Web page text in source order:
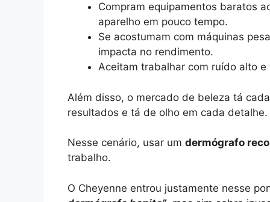
Compram equipamentos baratos
aparelho em pouco tempo.
Se acostumam com máquinas
impacta no rendimento.
Aceitam trabalhar com ruído alto
Além disso, o mercado de beleza tá
resultados e tá de olho em cada detalhe.
Nesse cenário, usar um dermógrafo
trabalho.
O Cheyenne entrou justamente nesse